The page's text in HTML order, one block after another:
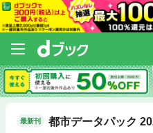
最新刊 都市データパック